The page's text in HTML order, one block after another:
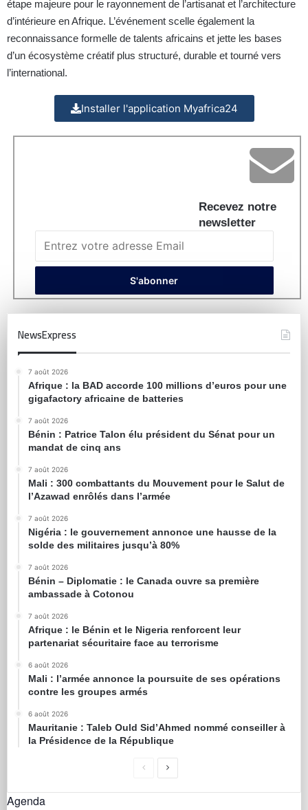
étape majeure pour le rayonnement de l’artisanat et l’architecture
d’intérieure en Afrique. L’événement scelle également la
reconnaissance formelle de talents africains et jette les bases
d’un écosystème créatif plus structuré, durable et tourné vers
l’international.
Installer l'application Myafrica24
Recevez notre
newsletter
NewsExpress
7 août 2026
Afrique : la BAD accorde 100 millions d’euros pour une
gigafactory africaine de batteries
7 août 2026
Bénin : Patrice Talon élu président du Sénat pour un
mandat de cinq ans
7 août 2026
Mali : 300 combattants du Mouvement pour le Salut de
l’Azawad enrôlés dans l’armée
7 août 2026
Nigéria : le gouvernement annonce une hausse de la
solde des militaires jusqu’à 80%
7 août 2026
Bénin – Diplomatie : le Canada ouvre sa première
ambassade à Cotonou
7 août 2026
Afrique : le Bénin et le Nigeria renforcent leur
partenariat sécuritaire face au terrorisme
6 août 2026
Mali : l’armée annonce la poursuite de ses opérations
contre les groupes armés
6 août 2026
Mauritanie : Taleb Ould Sid’Ahmed nommé conseiller à
la Présidence de la République
Agenda